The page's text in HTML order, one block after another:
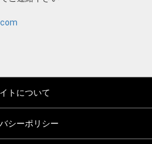
トについて
シーポリシー